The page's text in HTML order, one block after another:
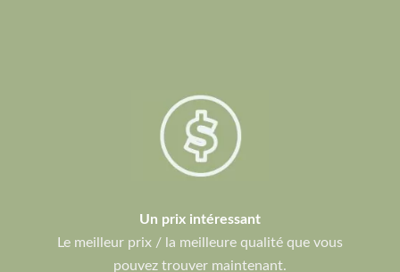
Un prix intéressant
Le meilleur prix / la meilleure qualité que vous
pouvez trouver maintenant.